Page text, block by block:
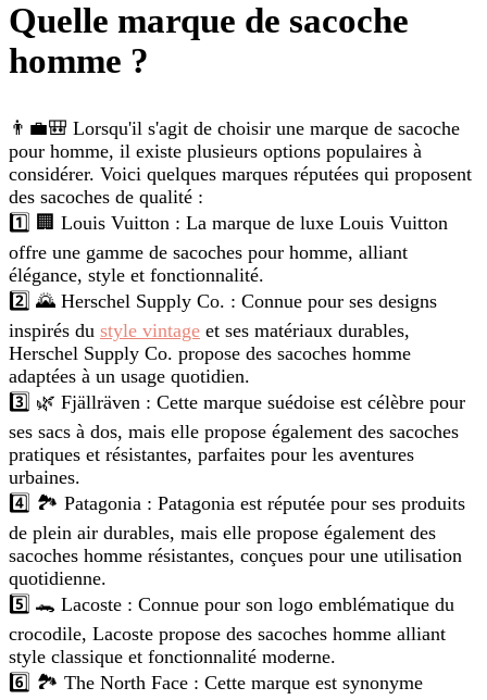
Quelle marque de sacoche
homme ?
👨‍💼🎒 Lorsqu'il s'agit de choisir une marque de sacoche
pour homme, il existe plusieurs options populaires à
considérer. Voici quelques marques réputées qui proposent
des sacoches de qualité :
1️⃣ 🏢 Louis Vuitton : La marque de luxe Louis Vuitton
offre une gamme de sacoches pour homme, alliant
élégance, style et fonctionnalité.
2️⃣ 🌄 Herschel Supply Co. : Connue pour ses designs
inspirés du style vintage et ses matériaux durables,
Herschel Supply Co. propose des sacoches homme
adaptées à un usage quotidien.
3️⃣ 🌿 Fjällräven : Cette marque suédoise est célèbre pour
ses sacs à dos, mais elle propose également des sacoches
pratiques et résistantes, parfaites pour les aventures
urbaines.
4️⃣ 🏞️ Patagonia : Patagonia est réputée pour ses produits
de plein air durables, mais elle propose également des
sacoches homme résistantes, conçues pour une utilisation
quotidienne.
5️⃣ 🐊 Lacoste : Connue pour son logo emblématique du
crocodile, Lacoste propose des sacoches homme alliant
style classique et fonctionnalité moderne.
6️⃣ 🏞️ The North Face : Cette marque est synonyme